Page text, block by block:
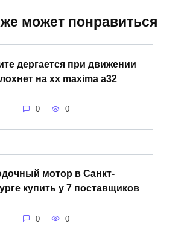
может понравиться
дергается при движении
на хх maxima a32
0 0
мотор в Санкт-
купить у 7 поставщиков
0 0